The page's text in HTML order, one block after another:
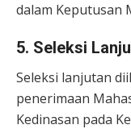
dalam Keputusan
5. Seleksi
Seleksi lanjutan
penerimaan
Kedinasan pada